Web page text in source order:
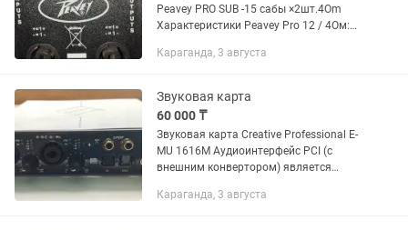
Peavey PRO SUB -15 сабы ×2шт.4Om
Характеристики Peavey Pro 12 / 4Ом:
мощность 250 Вт, программная
Караганда, 3 августа
Звуковая карта
60 000 ₸
Звуковая карта Creative Professional E-
MU 1616M Аудиоинтерфейс PCI (с
внешним конвертором) является
аудиосистем от E-MU, обеспечивая вам
Караганда, 3 августа